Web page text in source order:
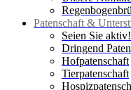
Patenschaft &
Seien Sie aktiv!
Dringend
Hofpatenschaft
Tierpatenschaft